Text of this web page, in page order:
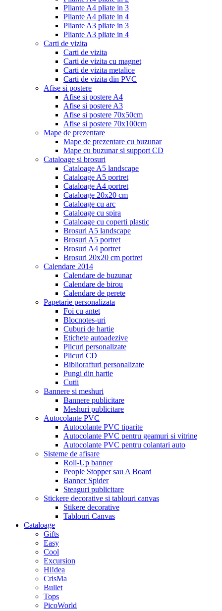
Pliante A4 pliate in 3
Pliante A4 pliate in 4
Pliante A3 pliate in 3
Pliante A3 pliate in 4
Carti de vizita
Carti de vizita
Carti de vizita cu magnet
Carti de vizita metalice
Carti de vizita din PVC
Afise si postere
Afise si postere A4
Afise si postere A3
Afise si postere 70x50cm
Afise si postere 70x100cm
Mape de prezentare
Mape de prezentare cu buzunar
Mape cu buzunar si support CD
Cataloage si brosuri
Cataloage A5 landscape
Cataloage A5 portret
Cataloage A4 portret
Cataloage 20x20 cm
Cataloage cu arc
Cataloage cu spira
Cataloage cu coperti plastic
Brosuri A5 landscape
Brosuri A5 portret
Brosuri A4 portret
Brosuri 20x20 cm portret
Calendare 2014
Calendare de buzunar
Calendare de birou
Calendare de perete
Papetarie personalizata
Foi cu antet
Blocnotes-uri
Cuburi de hartie
Etichete autoadezive
Plicuri personalizate
Plicuri CD
Bibliorafturi personalizate
Pungi din hartie
Cutii
Bannere si meshuri
Bannere publicitare
Meshuri publicitare
Autocolante PVC
Autocolante PVC tiparite
Autocolante PVC pentru geamuri si vitrine
Autocolante PVC pentru colantari auto
Sisteme de afisare
Roll-Up banner
People Stopper sau A Board
Banner Spider
Steaguri publicitare
Stickere decorative si tablouri canvas
Stikere decorative
Tablouri Canvas
Cataloage
Gifts
Easy
Cool
Excursion
Hi!dea
CrisMa
Bullet
Tops
PicoWorld